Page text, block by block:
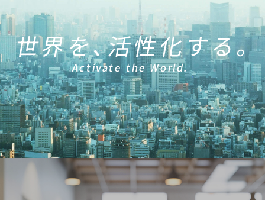
こ
の
ペ
ー
ジ
の
本
エキテン byGMOについて
ITオフショア開発
Web制作・受託開発
IR情報
IRニュース
IRライブラリー
企業情報
企業情報
メッセージ
会社概要・アクセス
沿革
ニュース
お問い合わせ
世界を､活性化する｡
Activate the World.